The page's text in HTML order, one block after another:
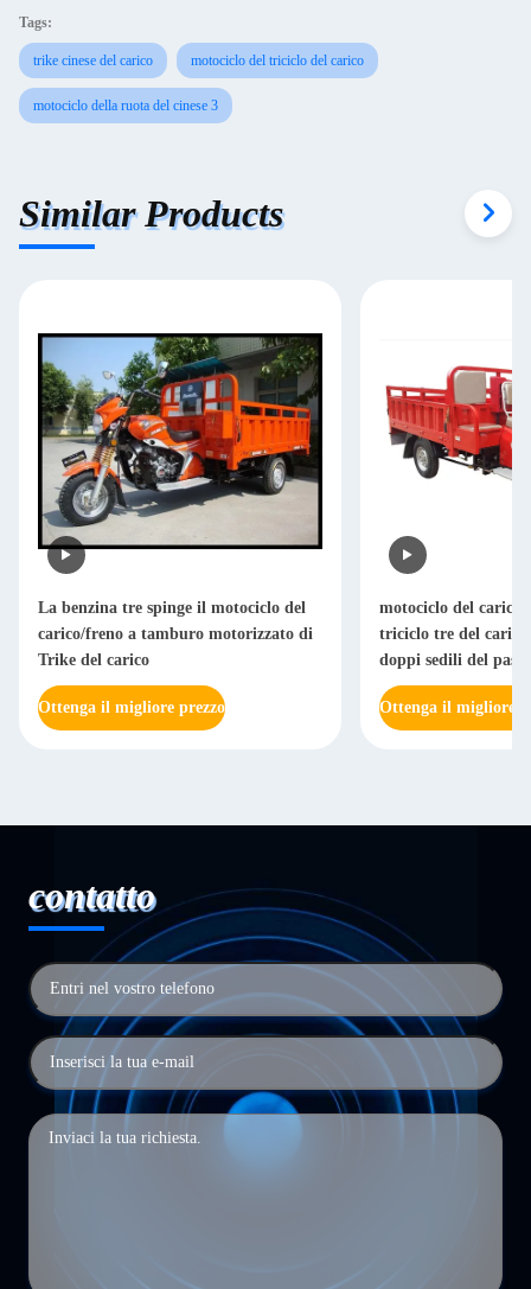
Tags:
trike cinese del carico motociclo del triciclo del carico
motociclo della ruota del cinese 3
Similar Products
La benzina tre spinge il motociclo del
carico/freno a tamburo motorizzato di
Trike del carico
Ottenga il migliore prezzo
motociclo del carico
triciclo tre del carico
doppi sedili del
Ottenga il migliore
contatto